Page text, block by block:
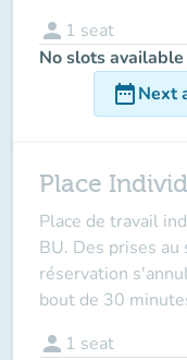
person 1 seat
No slots
date_rangeNext
Place
Place de travail
BU. Des prises
réservation
bout de 30
person 1 seat